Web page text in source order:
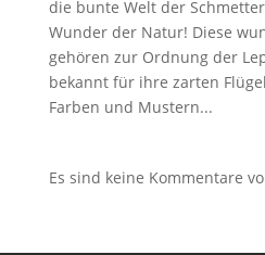
die bunte Welt der
Wunder der Natur! Diese
gehören zur Ordnung der
bekannt für ihre zarten
Farben und Mustern...
Es sind keine Kommentare